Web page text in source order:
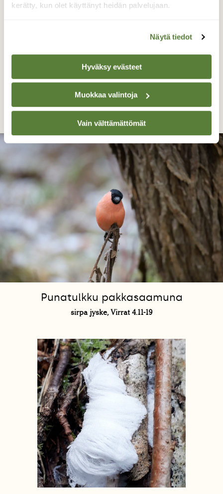
kerätty, kun olet käyttänyt heidän palvelujaan.
Näytä tiedot
Hyväksy evästeet
Muokkaa valintoja
Vain välttämättömät
Tiaiset ruokatauolla
sirpa jyske, Virrat 4.11-19
Punatulkku pakkasaamuna
sirpa jyske, Virrat 4.11-19